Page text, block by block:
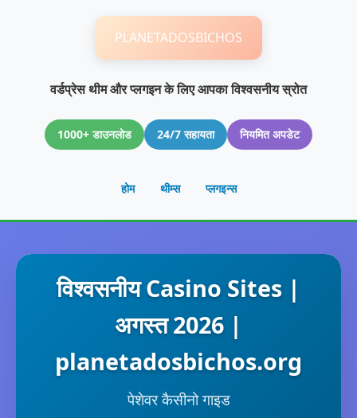
PLANETADOSBICHOS
वर्डप्रेस थीम और प्लगइन के लिए आपका विश्वसनीय स्रोत
1000+ डाउनलोड 24/7 सहायता नियमित अपडेट
होम थीम्स प्लगइन्स
विश्वसनीय Casino Sites |
अगस्त 2026 |
planetadosbichos.org
पेशेवर कैसीनो गाइड